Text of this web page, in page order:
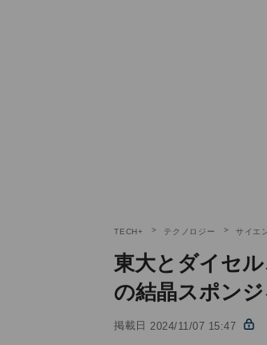
TECH+ テクノロジー サイエ
東大とダイセル
の結晶スポン
掲載日 2024/11/07 15:47